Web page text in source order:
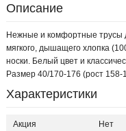
Описание
Нежные и комфортные трусы
мягкого, дышащего хлопка
носки. Белый цвет и
Размер 40/170-176 (рост 158-
Характеристики
Акция Нет